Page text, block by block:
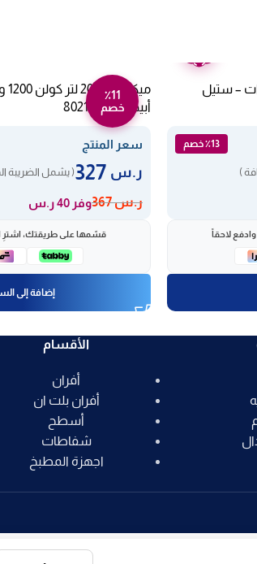
اكسبير 6 لتر 1600 وات – ستيل
٪13 خصم
)
لاحقاً
٪11
خصمأبيض 802100001
سعر المنتج
ر.س ( يشمل الضريبة
ر.س367 وفر 40 ر.س
قسّمها على طريقتك، اشترِ
إضافة إلى
الأقسام
أفران
أفران بلت ان
أسطح
شفاطات
اجهزة المطبخ